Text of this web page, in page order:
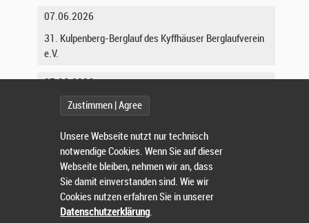
07.06.2026
31. Kulpenberg-Berglauf des Kyffhäuser Berglaufverein
e.V.
07.06.2026
Frankenthaler Strohhutfestlauf
07.06.2026
Straßenfestlauf Nieder-Olm
13.06.2026
28. Rettichfestlauf Schifferstadt
Zustimmen | Agree
Unsere Webseite nutzt nur technisch
notwendige Cookies. Wenn Sie auf dieser
Webseite bleiben, nehmen wir an, dass
Sie damit einverstanden sind. Wie wir
Cookies nutzen erfahren Sie in unserer
Datenschutzerklärung.